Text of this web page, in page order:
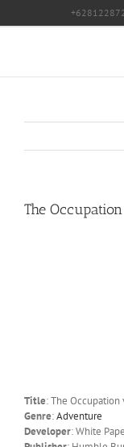
The
Title: The Occupation
Genre:Adventure
Developer: White